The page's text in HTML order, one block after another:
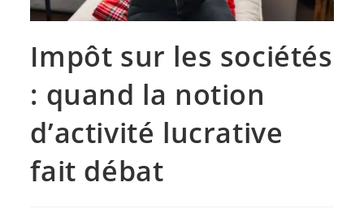
Impôt sur les sociétés
: quand la notion
d’activité lucrative
fait débat